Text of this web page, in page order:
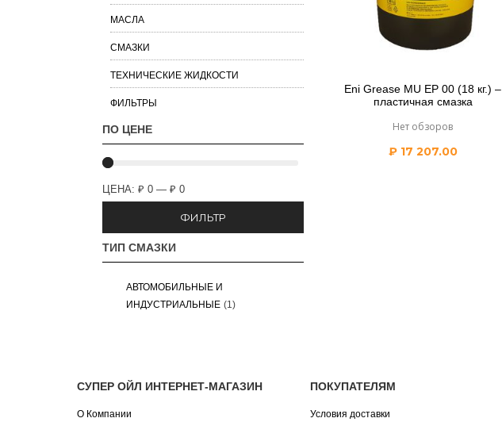
МАСЛА
СМАЗКИ
ТЕХНИЧЕСКИЕ ЖИДКОСТИ
ФИЛЬТРЫ
ПО ЦЕНЕ
ЦЕНА: ₽ 0 — ₽ 0
ФИЛЬТР
ТИП СМАЗКИ
АВТОМОБИЛЬНЫЕ И
ИНДУСТРИАЛЬНЫЕ (1)
Eni Grease MU EP 00 (18 кг.) –
пластичная смазка
Нет обзоров
₽17 207.00
СУПЕР ОЙЛ ИНТЕРНЕТ-МАГАЗИН
О Компании
ПОКУПАТЕЛЯМ
Условия доставки